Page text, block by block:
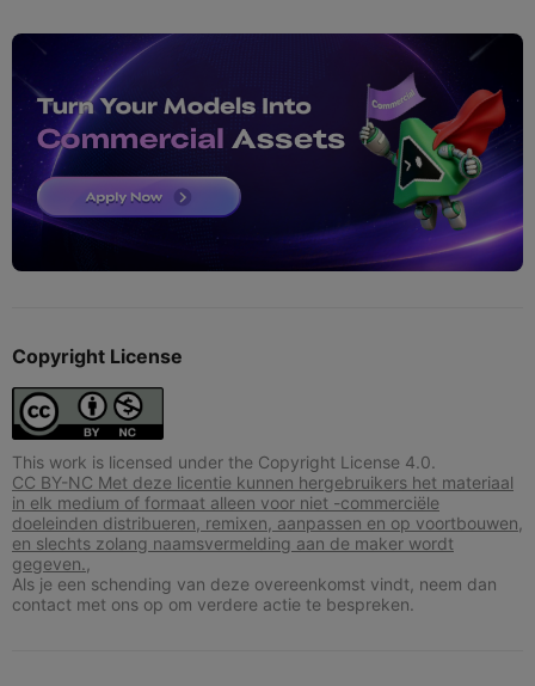
Copyright License
This work is licensed under the Copyright License 4.0.
CC BY-NC Met deze licentie kunnen hergebruikers het materiaal
in elk medium of formaat alleen voor niet -commerciële
doeleinden distribueren, remixen, aanpassen en op voortbouwen,
en slechts zolang naamsvermelding aan de maker wordt
gegeven.,
Als je een schending van deze overeenkomst vindt, neem dan
contact met ons op om verdere actie te bespreken.